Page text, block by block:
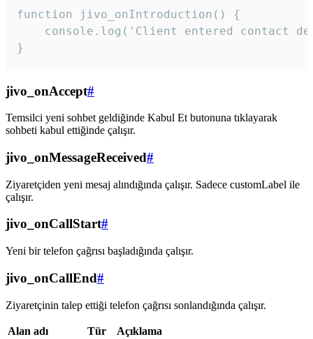
function jivo_onIntroduction() {
console.log('Client entered contact
}
jivo_onAccept#
Temsilci yeni sohbet geldiğinde Kabul Et butonuna tıklayarak
sohbeti kabul ettiğinde çalışır.
jivo_onMessageReceived#
Ziyaretçiden yeni mesaj alındığında çalışır. Sadece customLabel ile
çalışır.
jivo_onCallStart#
Yeni bir telefon çağrısı başladığında çalışır.
jivo_onCallEnd#
Ziyaretçinin talep ettiği telefon çağrısı sonlandığında çalışır.
Alan adı Tür
Açıklama